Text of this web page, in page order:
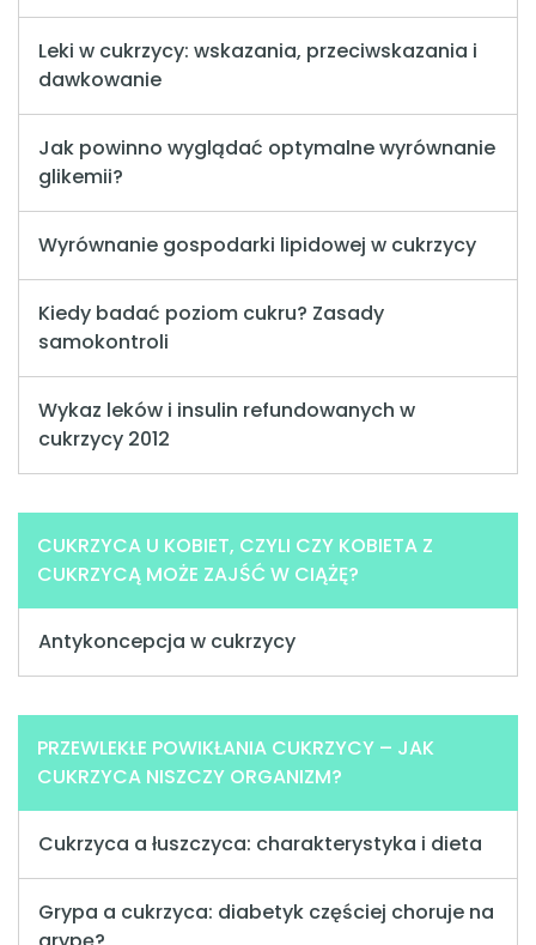
Leki w cukrzycy: wskazania, przeciwskazania i
dawkowanie
Jak powinno wyglądać optymalne wyrównanie
glikemii?
Wyrównanie gospodarki lipidowej w cukrzycy
Kiedy badać poziom cukru? Zasady
samokontroli
Wykaz leków i insulin refundowanych w
cukrzycy 2012
CUKRZYCA U KOBIET, CZYLI CZY KOBIETA Z
CUKRZYCĄ MOŻE ZAJŚĆ W CIĄŻĘ?
Antykoncepcja w cukrzycy
PRZEWLEKŁE POWIKŁANIA CUKRZYCY – JAK
CUKRZYCA NISZCZY ORGANIZM?
Cukrzyca a łuszczyca: charakterystyka i dieta
Grypa a cukrzyca: diabetyk częściej choruje na